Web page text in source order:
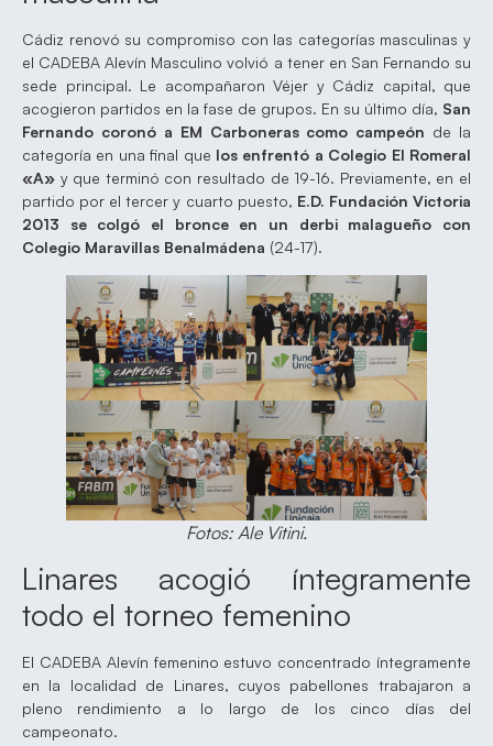
Cádiz renovó su compromiso con las categorías masculinas y
el CADEBA Alevín Masculino volvió a tener en San Fernando su
sede principal. Le acompañaron Véjer y Cádiz capital, que
acogieron partidos en la fase de grupos. En su último día, San
Fernando coronó a EM Carboneras como campeón de la
categoría en una final que los enfrentó a Colegio El Romeral
«A» y que terminó con resultado de 19-16. Previamente, en el
partido por el tercer y cuarto puesto, E.D. Fundación Victoria
2013 se colgó el bronce en un derbi malagueño con
Colegio Maravillas Benalmádena (24-17).
Fotos: Ale Vitini.
Linares acogió íntegramente
todo el torneo femenino
El CADEBA Alevín femenino estuvo concentrado íntegramente
en la localidad de Linares, cuyos pabellones trabajaron a
pleno rendimiento a lo largo de los cinco días del
campeonato.